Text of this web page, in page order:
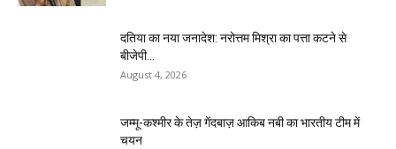
दतिया का नया जनादेश: नरोत्तम मिश्रा का पत्ता कटने से
बीजेपी...
August 4, 2026
जम्मू-कश्मीर के तेज़ गेंदबाज़ आकिब नबी का भारतीय टीम में
चयन